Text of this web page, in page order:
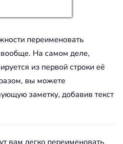
переименовать
На самом деле,
из первой строки её
вы можете
заметку, добавив текст